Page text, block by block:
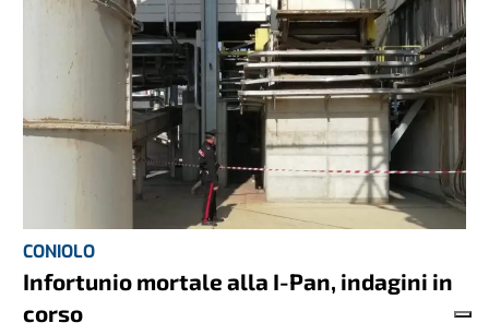
CONIOLO
Infortunio mortale alla I-Pan, indagini in
corso